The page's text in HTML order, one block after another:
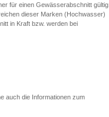
für einen Gewässerabschnitt gültig.
dieser Marken (Hochwasser)
in Kraft bzw. werden bei
auch die Informationen zum